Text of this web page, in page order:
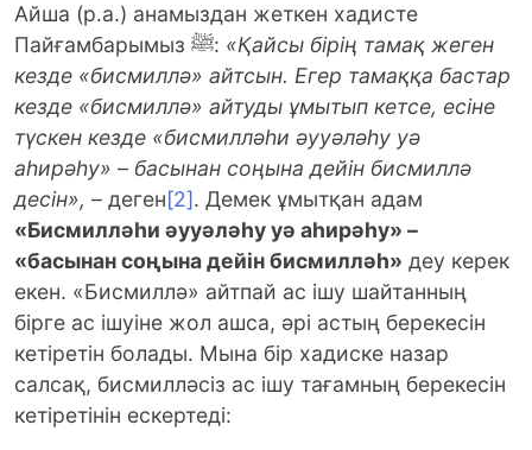
Айша (р.а.) анамыздан жеткен хадисте
Пайғамбарымыз ﷺ: «Қайсы бірің тамақ жеген
кезде «бисмиллә» айтсын. Егер тамаққа бастар
кезде «бисмиллә» айтуды ұмытып кетсе, есіне
түскен кезде «бисмилләһи әууәләһу уә
аһирәһу» – басынан соңына дейін бисмиллә
десін», – деген[2]. Демек ұмытқан адам
«Бисмилләһи әууәләһу уә аһирәһу» –
«басынан соңына дейін бисмилләһ» деу керек
екен. «Бисмиллә» айтпай ас ішу шайтанның
бірге ас ішуіне жол ашса, әрі астың берекесін
кетіретін болады. Мына бір хадиске назар
салсақ, бисмилләсіз ас ішу тағамның берекесін
кетіретінін ескертеді: